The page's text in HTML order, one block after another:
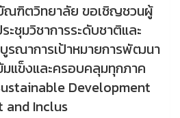
ณฑิตวิทยาลัย ขอเชิญชวนผู้
ชุมวิชาการระดับชาติและ
รณาการเป้าหมายการพัฒนา
แข็งและครอบคลุมทุกภาค
Development
and Inclus